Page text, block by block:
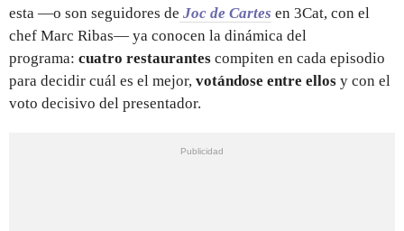
esta —o son seguidores de Joc de Cartes en 3Cat, con el
chef Marc Ribas— ya conocen la dinámica del
programa: cuatro restaurantes compiten en cada episodio
para decidir cuál es el mejor, votándose entre ellos y con el
voto decisivo del presentador.